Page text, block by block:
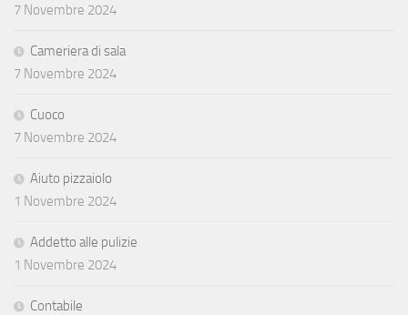
7 Novembre 2024
Cameriera di sala
7 Novembre 2024
Cuoco
7 Novembre 2024
Aiuto pizzaiolo
1 Novembre 2024
Addetto alle pulizie
1 Novembre 2024
Contabile